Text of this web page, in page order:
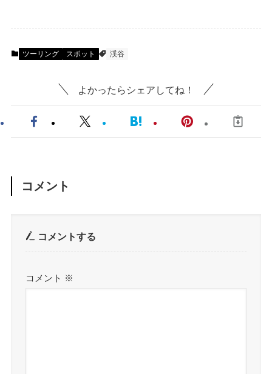
ツーリング スポット 渓谷
よかったらシェアしてね！
コメント
コメントする
コメント ※